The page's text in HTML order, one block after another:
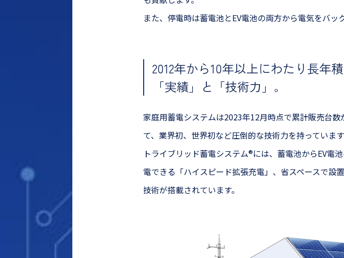
また、停電時は蓄電池とEV電池の両方から電気をバッ
2012年から10年以上にわたり 長年
「実績」と「技術力」。
家庭用蓄電システムは2023年12月時点で累計販売台
て、業界初、世界初など圧倒的な技術力を持っています
トライブリッド蓄電システム®には、蓄電池からEV電
電できる「ハイスピード拡張充電」、省スペースで設
技術が搭載されています。